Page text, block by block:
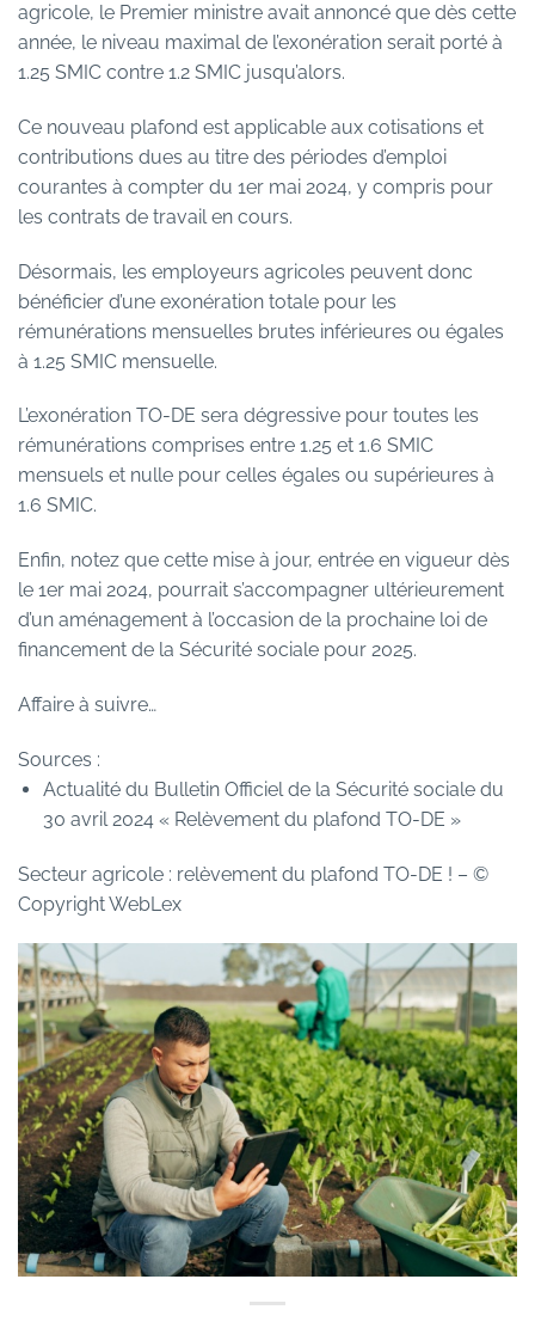
agricole, le Premier ministre avait annoncé que dès cette
année, le niveau maximal de l’exonération serait porté à
1.25 SMIC contre 1.2 SMIC jusqu’alors.
Ce nouveau plafond est applicable aux cotisations et
contributions dues au titre des périodes d’emploi
courantes à compter du 1er mai 2024, y compris pour
les contrats de travail en cours.
Désormais, les employeurs agricoles peuvent donc
bénéficier d’une exonération totale pour les
rémunérations mensuelles brutes inférieures ou égales
à 1.25 SMIC mensuelle.
L’exonération TO-DE sera dégressive pour toutes les
rémunérations comprises entre 1.25 et 1.6 SMIC
mensuels et nulle pour celles égales ou supérieures à
1.6 SMIC.
Enfin, notez que cette mise à jour, entrée en vigueur dès
le 1er mai 2024, pourrait s’accompagner ultérieurement
d’un aménagement à l’occasion de la prochaine loi de
financement de la Sécurité sociale pour 2025.
Affaire à suivre…
Sources :
Actualité du Bulletin Officiel de la Sécurité sociale du
30 avril 2024 « Relèvement du plafond TO-DE »
Secteur agricole : relèvement du plafond TO-DE ! – ©
Copyright WebLex